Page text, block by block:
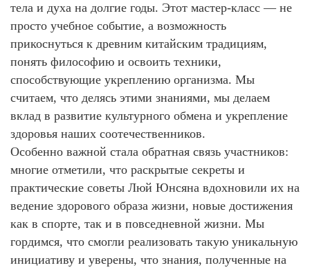
тела и духа на долгие годы. Этот мастер‑класс — не
просто учебное событие, а возможность
прикоснуться к древним китайским традициям,
понять философию и освоить техники,
способствующие укреплению организма. Мы
считаем, что делясь этими знаниями, мы делаем
вклад в развитие культурного обмена и укрепление
здоровья наших соотечественников.
Особенно важной стала обратная связь участников:
многие отметили, что раскрытые секреты и
практические советы Люй Юнсяна вдохновили их на
ведение здорового образа жизни, новые достижения
как в спорте, так и в повседневной жизни. Мы
гордимся, что смогли реализовать такую уникальную
инициативу и уверены, что знания, полученные на